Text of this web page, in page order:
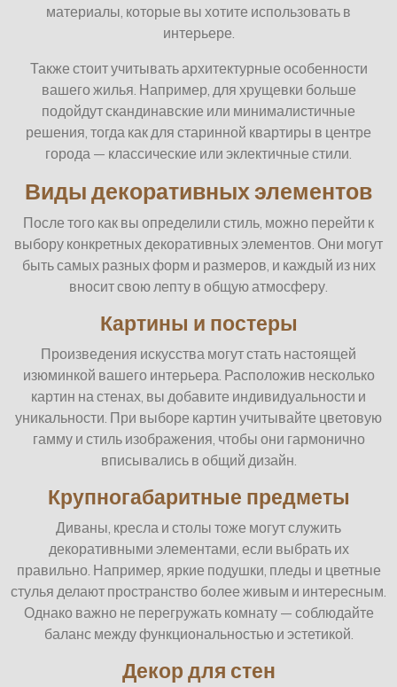
материалы, которые вы хотите использовать в
интерьере.
Также стоит учитывать архитектурные особенности
вашего жилья. Например, для хрущевки больше
подойдут скандинавские или минималистичные
решения, тогда как для старинной квартиры в центре
города — классические или эклектичные стили.
Виды декоративных элементов
После того как вы определили стиль, можно перейти к
выбору конкретных декоративных элементов. Они могут
быть самых разных форм и размеров, и каждый из них
вносит свою лепту в общую атмосферу.
Картины и постеры
Произведения искусства могут стать настоящей
изюминкой вашего интерьера. Расположив несколько
картин на стенах, вы добавите индивидуальности и
уникальности. При выборе картин учитывайте цветовую
гамму и стиль изображения, чтобы они гармонично
вписывались в общий дизайн.
Крупногабаритные предметы
Диваны, кресла и столы тоже могут служить
декоративными элементами, если выбрать их
правильно. Например, яркие подушки, пледы и цветные
стулья делают пространство более живым и интересным.
Однако важно не перегружать комнату — соблюдайте
баланс между функциональностью и эстетикой.
Декор для стен